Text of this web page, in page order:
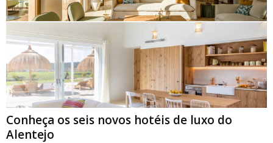
Conheça os seis novos hotéis de luxo do
Alentejo